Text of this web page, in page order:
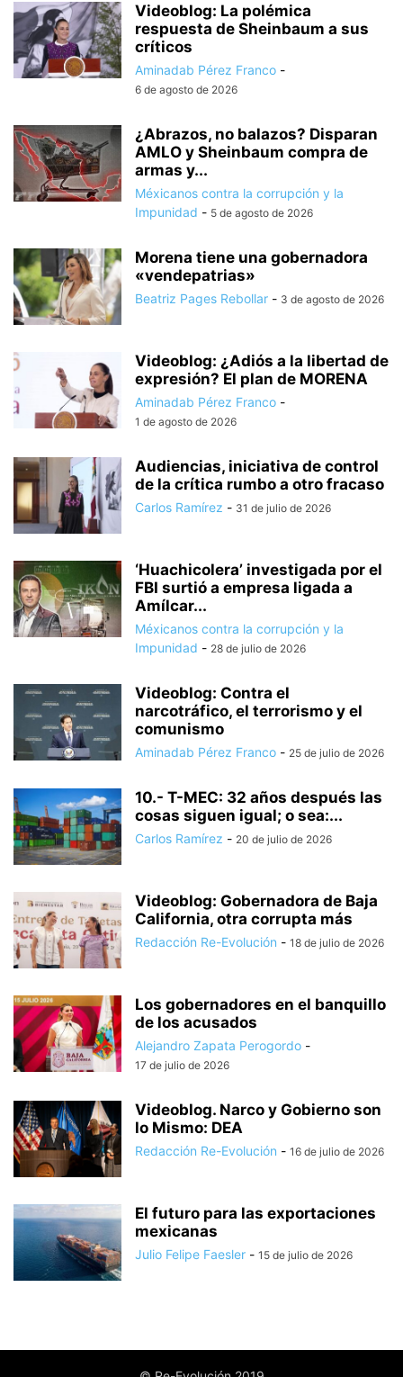
Videoblog: La polémica
respuesta de Sheinbaum a sus
críticos
Aminadab Pérez Franco -
6 de agosto de 2026
¿Abrazos, no balazos? Disparan
AMLO y Sheinbaum compra de
armas y...
Méxicanos contra la corrupción y la
Impunidad - 5 de agosto de 2026
Morena tiene una gobernadora
«vendepatrias»
Beatriz Pages Rebollar - 3 de agosto de 2026
Videoblog: ¿Adiós a la libertad de
expresión? El plan de MORENA
Aminadab Pérez Franco -
1 de agosto de 2026
Audiencias, iniciativa de control
de la crítica rumbo a otro fracaso
Carlos Ramírez - 31 de julio de 2026
‘Huachicolera’ investigada por el
FBI surtió a empresa ligada a
Amílcar...
Méxicanos contra la corrupción y la
Impunidad - 28 de julio de 2026
Videoblog: Contra el
narcotráfico, el terrorismo y el
comunismo
Aminadab Pérez Franco - 25 de julio de 2026
10.- T-MEC: 32 años después las
cosas siguen igual; o sea:...
Carlos Ramírez - 20 de julio de 2026
Videoblog: Gobernadora de Baja
California, otra corrupta más
Redacción Re-Evolución - 18 de julio de 2026
Los gobernadores en el banquillo
de los acusados
Alejandro Zapata Perogordo -
17 de julio de 2026
Videoblog. Narco y Gobierno son
lo Mismo: DEA
Redacción Re-Evolución - 16 de julio de 2026
El futuro para las exportaciones
mexicanas
Julio Felipe Faesler - 15 de julio de 2026